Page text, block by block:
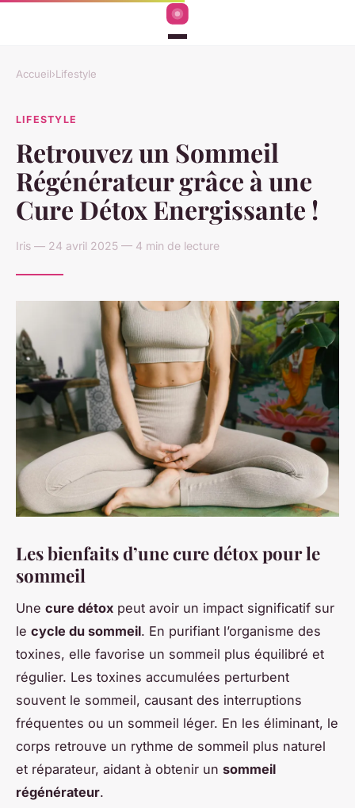
Accueil›Lifestyle
LIFESTYLE
Retrouvez un Sommeil
Régénérateur grâce à une
Cure Détox Energissante !
Iris — 24 avril 2025 — 4 min de lecture
Les bienfaits d’une cure détox pour le
sommeil
Une cure détox peut avoir un impact significatif sur
le cycle du sommeil. En purifiant l’organisme des
toxines, elle favorise un sommeil plus équilibré et
régulier. Les toxines accumulées perturbent
souvent le sommeil, causant des interruptions
fréquentes ou un sommeil léger. En les éliminant, le
corps retrouve un rythme de sommeil plus naturel
et réparateur, aidant à obtenir un sommeil
régénérateur.